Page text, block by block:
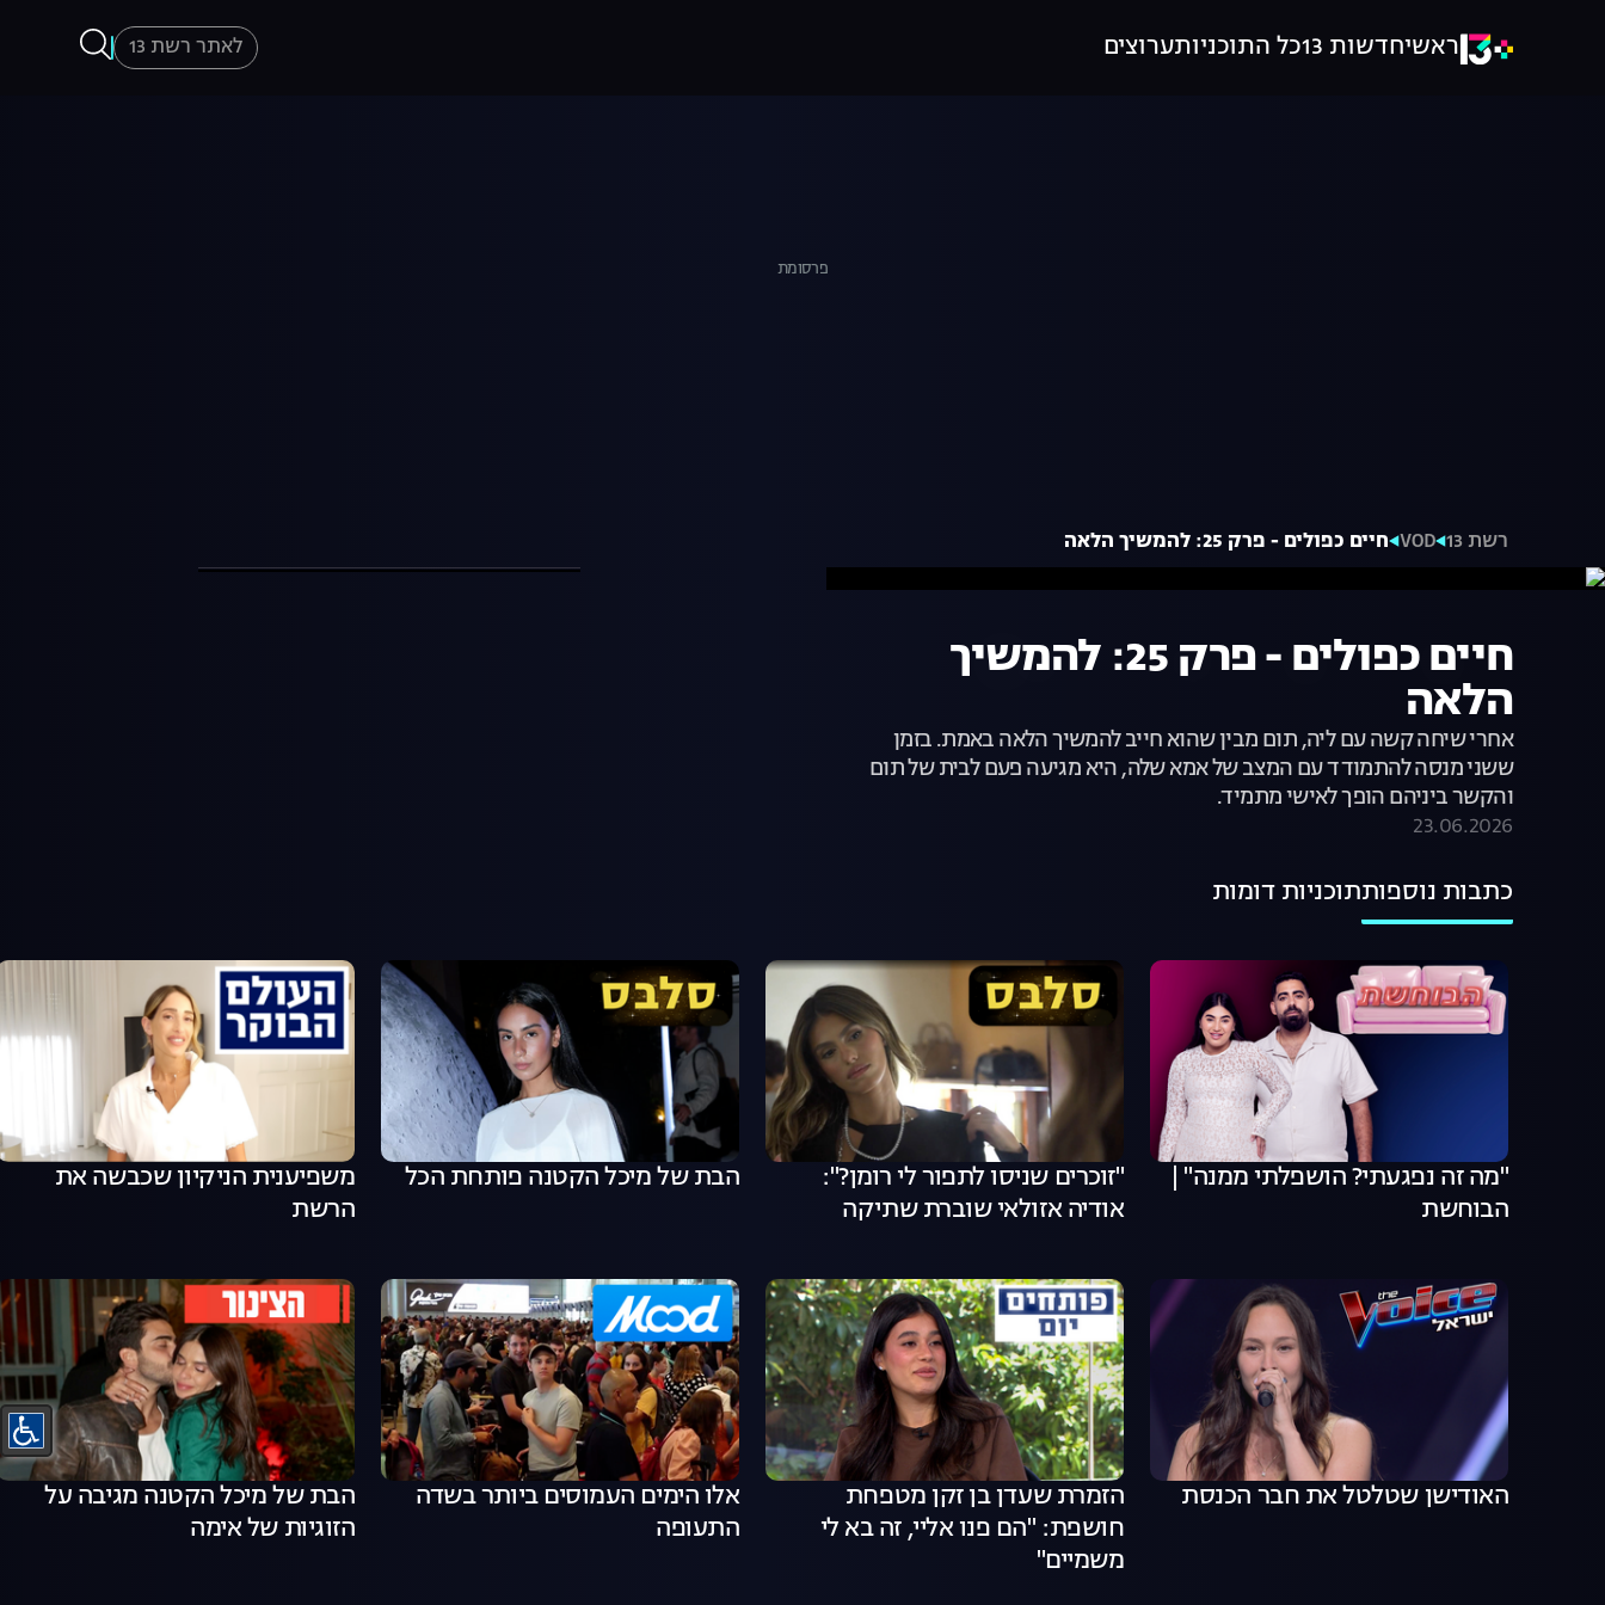
ראשיחדשות 13 כל התוכניותערוצים לאתר רשת 13
רשת 13 VOD חיים כפולים - פרק 25: להמשיך הלאה
חיים כפולים - פרק 25: להמשיך
הלאה
אחרי שיחה קשה עם ליה, תום מבין שהוא חייב להמשיך הלאה באמת. בזמן
ששני מנסה להתמודד עם המצב של אמא שלה, היא מגיעה פעם לבית של תום
והקשר ביניהם הופך לאישי מתמיד.
23.06.2026
כתבות נוספותתוכניות דומות
"מה זה נפגעתי? הושפלתי ממנה" |
הבוחשת
"זוכרים שניסו לתפור לי רומן?":
אודיה אזולאי שוברת שתיקה
הבת של מיכל הקטנה פותחת הכל
משפיענית הניקיון שכבשה את
הרשת
האודישן שטלטל את חבר הכנסת
הזמרת שעדן בן זקן מטפחת
חושפת: "הם פנו אליי, זה בא לי
משמיים"
אלו הימים העמוסים ביותר בשדה
התעופה
הבת של מיכל הקטנה מגיבה על
הזוגיות של אימה